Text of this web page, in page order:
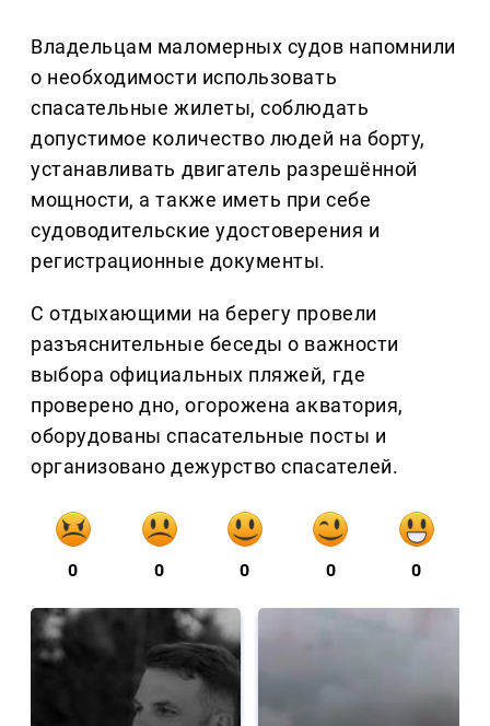
Владельцам маломерных судов напомнили
о необходимости использовать
спасательные жилеты, соблюдать
допустимое количество людей на борту,
устанавливать двигатель разрешённой
мощности, а также иметь при себе
судоводительские удостоверения и
регистрационные документы.
С отдыхающими на берегу провели
разъяснительные беседы о важности
выбора официальных пляжей, где
проверено дно, огорожена акватория,
оборудованы спасательные посты и
организовано дежурство спасателей.
0 0 0 0 0